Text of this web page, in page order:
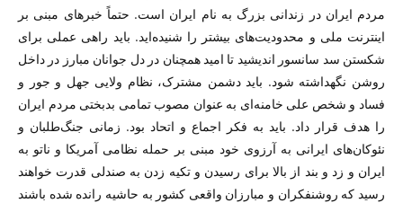
مردم ایران در زندانی بزرگ به نام ایران است. حتماً خبرهای مبنی بر
اینترنت ملی و محدودیت‌های بیشتر را شنیده‌اید. باید راهی عملی برای
شکستن سد سانسور اندیشید تا امید همچنان در دل جوانان مبارز در داخل
روشن نگهداشته شود. باید دشمن مشترک، نظام ولایی جهل و جور و
فساد و شخص علی خامنه‌ای به عنوان مصوب تمامی بدبختی مردم ایران
را هدف قرار داد. باید به فکر اجماع و اتحاد بود. زمانی جنگ‌طلبان و
نئوکان‌های ایرانی به آرزوی خود مبنی بر حمله نظامی آمریکا و ناتو به
ایران و زد و بند از بالا برای رسیدن و تکیه زدن به صندلی قدرت خواهند
رسید که روشنفکران و مبارزان واقعی کشور به حاشیه رانده شده باشند